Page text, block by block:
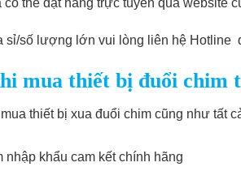
thể đặt hàng trực tuyến qua website
sỉ/số lượng lớn vui lòng liên hệ Hotline
mua thiết bị đuổi chim
thiết bị xua đuổi chim cũng như tất
nhập khẩu cam kết chính hãng